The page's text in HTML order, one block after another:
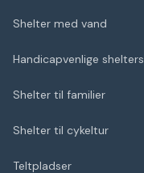
Shelter med vand
Handicapvenlige shelters
Shelter til familier
Shelter til cykeltur
Teltpladser